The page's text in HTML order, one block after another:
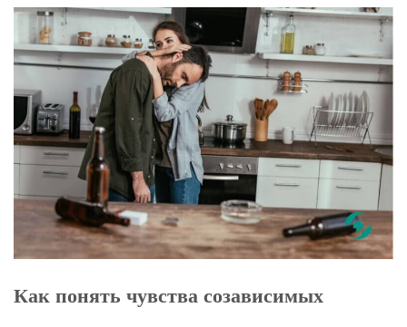
Как понять чувства созависимых